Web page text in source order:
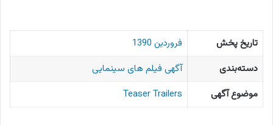
تاریخ پخش
فروردین 1390
دسته‌بندی
آگهی فیلم های سینمایی
موضوع آگهی
Teaser Trailers